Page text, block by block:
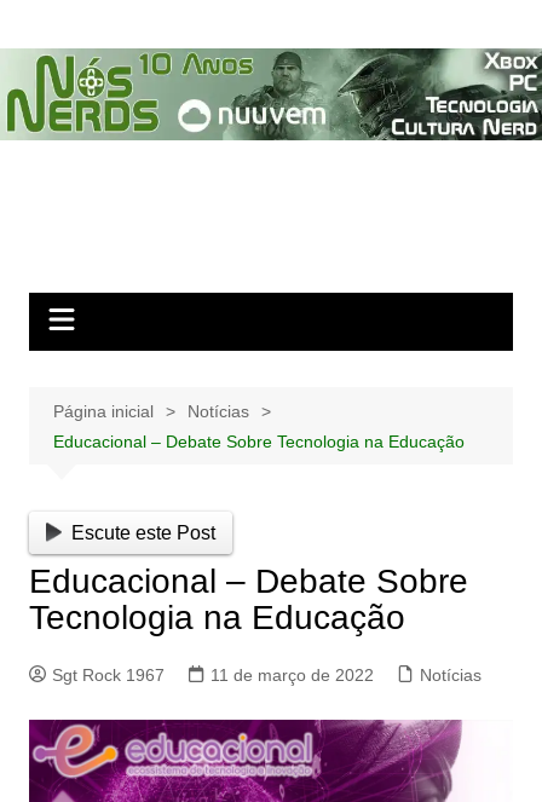
para
conteúdo
Página inicial
Notícias
Educacional – Debate Sobre Tecnologia na Educação
Escute este Post
Educacional – Debate Sobre
Tecnologia na Educação
Sgt Rock 1967 11 de março de 2022 Notícias